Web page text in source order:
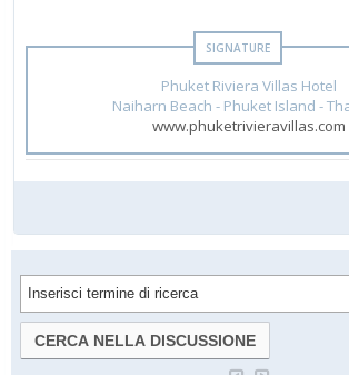
Phuket Riviera Villas Hotel
Naiharn Beach - Phuket Island -
www.phuketrivieravillas.com